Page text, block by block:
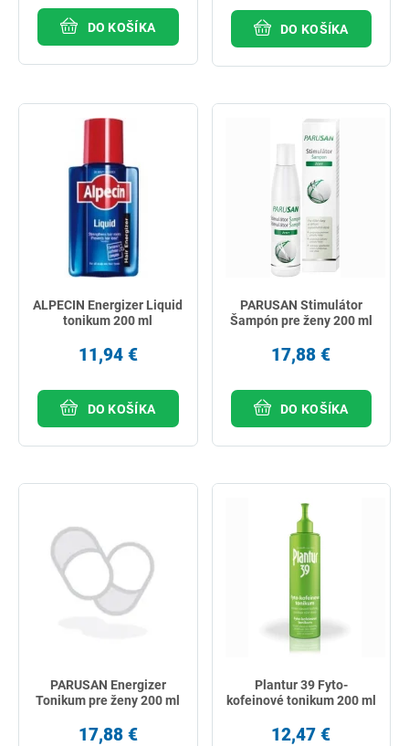
DO KOŠÍKA DO KOŠÍKA
ALPECIN Energizer Liquid
tonikum 200 ml
11,94 €
DO KOŠÍKA
PARUSAN Stimulátor
Šampón pre ženy 200 ml
17,88 €
DO KOŠÍKA
PARUSAN Energizer
Tonikum pre ženy 200 ml
17,88 €
Plantur 39 Fyto-
kofeinové tonikum 200 ml
12,47 €